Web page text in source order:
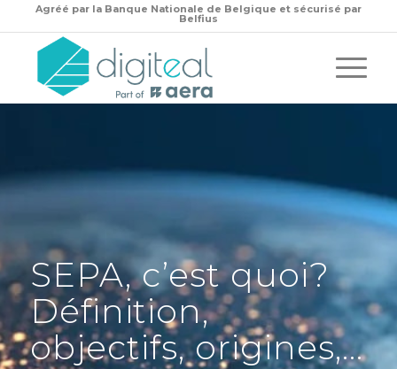
Agréé par la Banque Nationale de Belgique et sécurisé par
Belfius
SEPA, c’est quoi?
Définition,
objectifs, origines,…